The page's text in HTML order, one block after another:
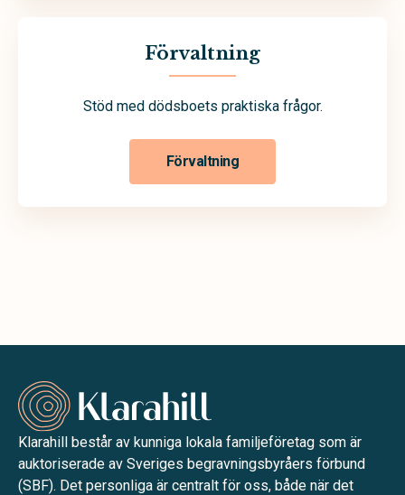
Förvaltning
Stöd med dödsboets praktiska frågor.
Förvaltning
Klarahill består av kunniga lokala familjeföretag som är
auktoriserade av Sveriges begravningsbyråers förbund
(SBF). Det personliga är centralt för oss, både när det